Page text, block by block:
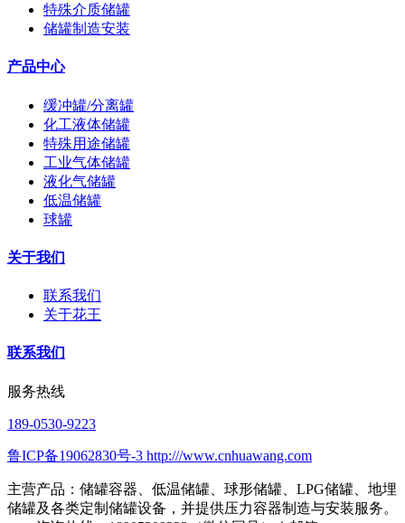
特殊介质储罐
储罐制造安装
产品中心
缓冲罐/分离罐
化工液体储罐
特殊用途储罐
工业气体储罐
液化气储罐
低温储罐
球罐
关于我们
联系我们
关于花王
联系我们
服务热线
189-0530-9223
鲁ICP备19062830号-3 http:///www.cnhuawang.com
主营产品：储罐容器、低温储罐、球形储罐、LPG储罐、地埋
储罐及各类定制储罐设备，并提供压力容器制造与安装服务。